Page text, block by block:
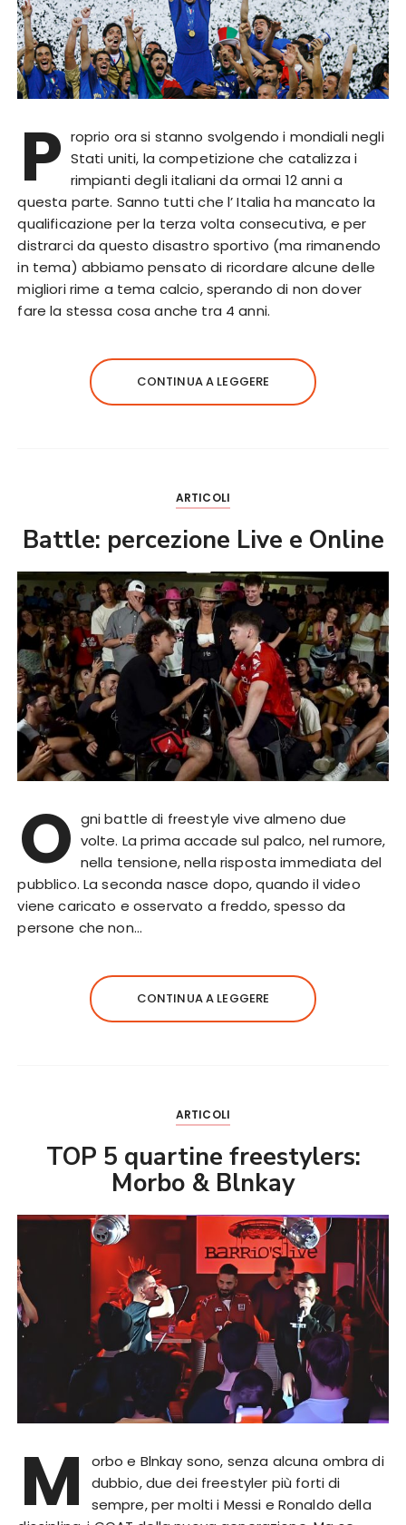
P roprio ora si stanno svolgendo i mondiali negli
Stati uniti, la competizione che catalizza i
rimpianti degli italiani da ormai 12 anni a
questa parte. Sanno tutti che l’ Italia ha mancato la
qualificazione per la terza volta consecutiva, e per
distrarci da questo disastro sportivo (ma rimanendo
in tema) abbiamo pensato di ricordare alcune delle
migliori rime a tema calcio, sperando di non dover
fare la stessa cosa anche tra 4 anni.
CONTINUA A LEGGERE
ARTICOLI
Battle: percezione Live e Online
O gni battle di freestyle vive almeno due
volte. La prima accade sul palco, nel rumore,
nella tensione, nella risposta immediata del
pubblico. La seconda nasce dopo, quando il video
viene caricato e osservato a freddo, spesso da
persone che non…
CONTINUA A LEGGERE
ARTICOLI
TOP 5 quartine freestylers:
Morbo & Blnkay
M
orbo e Blnkay sono, senza alcuna ombra di
dubbio, due dei freestyler più forti di
sempre, per molti i Messi e Ronaldo della